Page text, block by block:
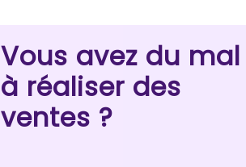
Vous avez du mal
à réaliser des
ventes ?